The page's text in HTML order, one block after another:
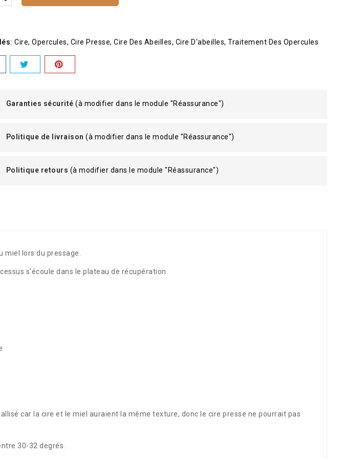
Cire Opercules Cire Presse Cire Des Abeilles Cire D'abeilles Traitement Des Opercules
Garanties sécurité (à modifier dans le module "Réassurance")
Politique de livraison (à modifier dans le module "Réassurance")
Politique retours (à modifier dans le module "Réassurance")
miel lors du pressage.
s'écoule dans le plateau de récupération.
car la cire et le miel auraient la même texture, donc le cire presse ne pourrait pas
30-32 degrés.